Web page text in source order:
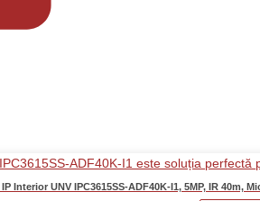
IP Interior UNV IPC3615SS-ADF40K-I1, 5MP, IR 40m,